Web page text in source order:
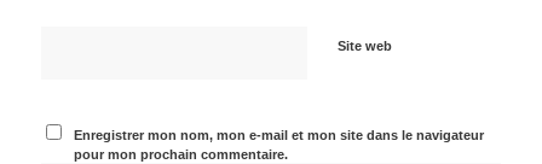
Site web
Enregistrer mon nom, mon e-mail et mon site dans le navigateur
pour mon prochain commentaire.